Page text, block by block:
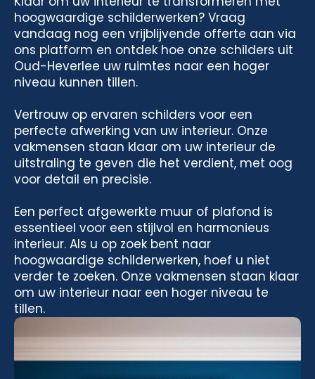
hoogwaardige schilderwerken? Vraag
vandaag nog een vrijblijvende offerte aan via
ons platform en ontdek hoe onze schilders uit
Oud-Heverlee uw ruimtes naar een hoger
niveau kunnen tillen.
Vertrouw op ervaren schilders voor een
perfecte afwerking van uw interieur. Onze
vakmensen staan klaar om uw interieur de
uitstraling te geven die het verdient, met oog
voor detail en precisie.
Een perfect afgewerkte muur of plafond is
essentieel voor een stijlvol en harmonieus
interieur. Als u op zoek bent naar
hoogwaardige schilderwerken, hoef u niet
verder te zoeken. Onze vakmensen staan klaar
om uw interieur naar een hoger niveau te
tillen.